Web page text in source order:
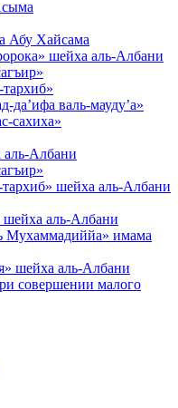
Абу Хайсама
шейха аль-Албани
да’ифа валь-мауду’а»
сахиха»
Албани
шейха аль-Албани
шейха аль-Албани
Мухаммадиййа» имама
шейха аль-Албани
совершении малого